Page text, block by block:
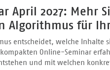
April 2027: Mehr
Algorithmus für
entscheidet, welche Inhalte
Online-Seminar
und mit welchen